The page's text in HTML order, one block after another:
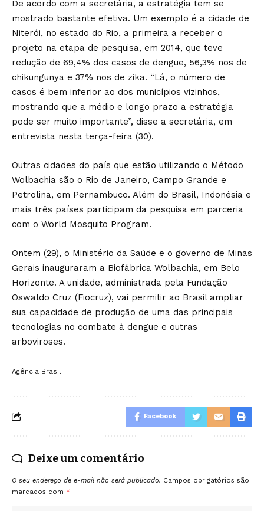
De acordo com a secretária, a estratégia tem se
mostrado bastante efetiva. Um exemplo é a cidade de
Niterói, no estado do Rio, a primeira a receber o
projeto na etapa de pesquisa, em 2014, que teve
redução de 69,4% dos casos de dengue, 56,3% nos de
chikungunya e 37% nos de zika. “Lá, o número de
casos é bem inferior ao dos municípios vizinhos,
mostrando que a médio e longo prazo a estratégia
pode ser muito importante”, disse a secretária, em
entrevista nesta terça-feira (30).
Outras cidades do país que estão utilizando o Método
Wolbachia são o Rio de Janeiro, Campo Grande e
Petrolina, em Pernambuco. Além do Brasil, Indonésia e
mais três países participam da pesquisa em parceria
com o World Mosquito Program.
Ontem (29), o Ministério da Saúde e o governo de Minas
Gerais inauguraram a Biofábrica Wolbachia, em Belo
Horizonte. A unidade, administrada pela Fundação
Oswaldo Cruz (Fiocruz), vai permitir ao Brasil ampliar
sua capacidade de produção de uma das principais
tecnologias no combate à dengue e outras
arboviroses.
Agência Brasil
Facebook
Deixe um comentário
O seu endereço de e-mail não será publicado. Campos obrigatórios são
marcados com *